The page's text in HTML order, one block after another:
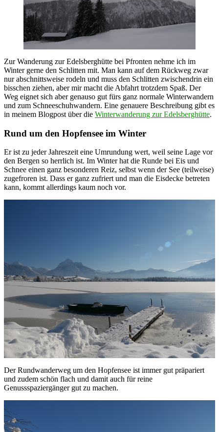
Zur Wanderung zur Edelsberghütte bei Pfronten nehme ich im
Winter gerne den Schlitten mit. Man kann auf dem Rückweg zwar
nur abschnittsweise rodeln und muss den Schlitten zwischendrin ein
bisschen ziehen, aber mir macht die Abfahrt trotzdem Spaß. Der
Weg eignet sich aber genauso gut fürs ganz normale Winterwandern
und zum Schneeschuhwandern. Eine genauere Beschreibung gibt es
in meinem Blogpost über die Winterwanderung zur Edelsberghütte.
Rund um den Hopfensee im Winter
Er ist zu jeder Jahreszeit eine Umrundung wert, weil seine Lage vor
den Bergen so herrlich ist. Im Winter hat die Runde bei Eis und
Schnee einen ganz besonderen Reiz, selbst wenn der See (teilweise)
zugefroren ist. Dass er ganz zufriert und man die Eisdecke betreten
kann, kommt allerdings kaum noch vor.
Der Rundwanderweg um den Hopfensee ist immer gut präpariert
und zudem schön flach und damit auch für reine
Genussspaziergänger gut zu machen.